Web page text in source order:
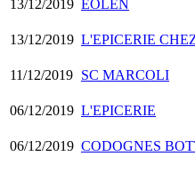
13/12/2019 EOLEN
13/12/2019 L'EPICERIE
11/12/2019 SC MARCOLI
06/12/2019 L'EPICERIE
06/12/2019 CODOGNES